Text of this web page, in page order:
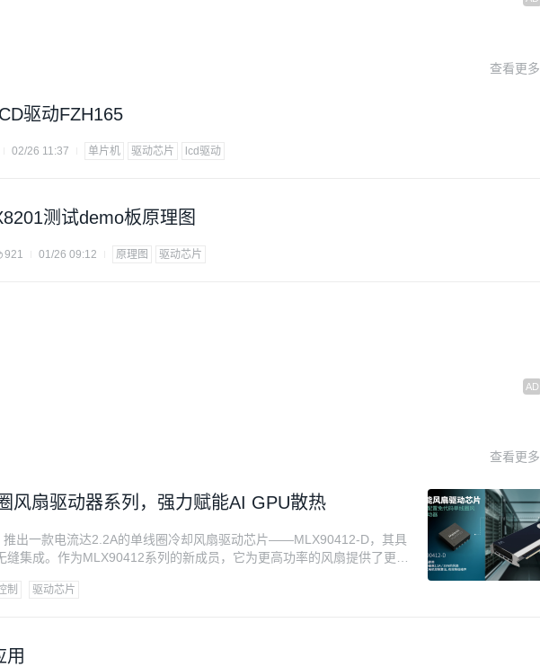
查看更多
驱动FZH165
02/26 11:37 单片机 驱动芯片 lcd驱动
测试demo板原理图
921 01/26 09:12 原理图 驱动芯片
查看更多
风扇驱动器系列，强力赋能AI GPU散热
推出一款电流达2.2A的单线圈冷却风扇驱动芯片——MLX90412-D，其具
缝集成。作为MLX90412系列的新成员，它为更高功率的风扇提供了更强
）、工业驱动器及家用电器等领域。 现代电子系统日
制 驱动芯片
用